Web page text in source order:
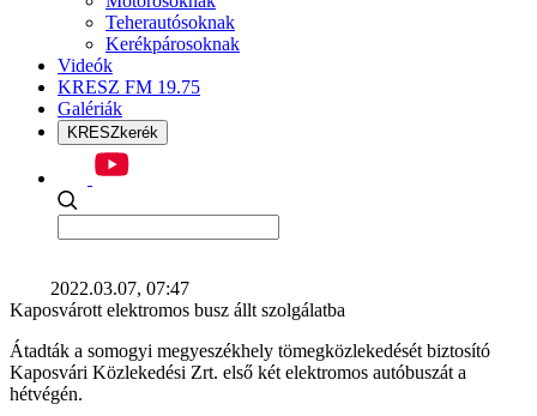
Teherautósoknak
Kerékpárosoknak
Videók
KRESZ FM 19.75
Galériák
KRESZkerék
2022.03.07, 07:47
Kaposvárott elektromos busz állt szolgálatba
Átadták a somogyi megyeszékhely tömegközlekedését biztosító
Kaposvári Közlekedési Zrt. első két elektromos autóbuszát a
hétvégén.